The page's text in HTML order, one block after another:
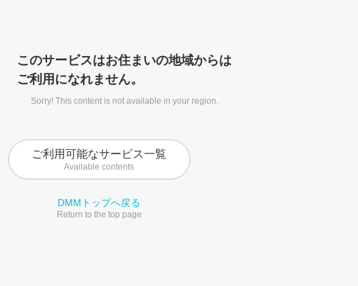
このサービスはお住まいの地域からは
ご利用になれません。
Sorry! This content is not available in your region.
ご利用可能なサービス一覧
Available contents
DMMトップへ戻る
Return to the top page